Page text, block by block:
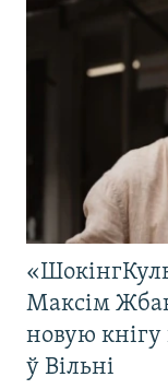
Максім
новую
ў Вільні